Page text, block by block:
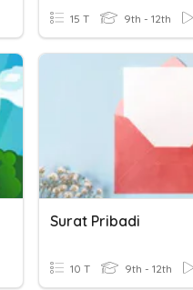
15 T 9th - 12th
Surat Pribadi
10 T 9th - 12th